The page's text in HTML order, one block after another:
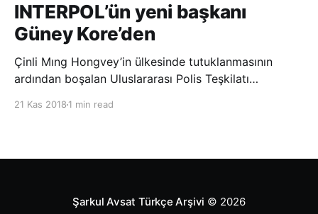
INTERPOL’ün yeni başkanı
Güney Kore’den
Çinli Mıng Hongvey’in ülkesinde tutuklanmasının
ardından boşalan Uluslararası Polis Teşkilatı
21 Kas 2018 1 min read
Şarkul Avsat Türkçe Arşivi © 2026